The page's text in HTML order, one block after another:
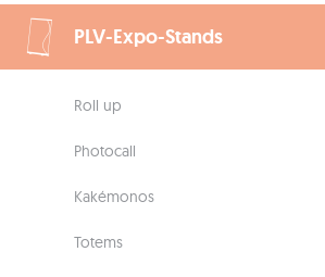
PLV-Expo-Stands
Roll up
Photocall
Kakémonos
Totems